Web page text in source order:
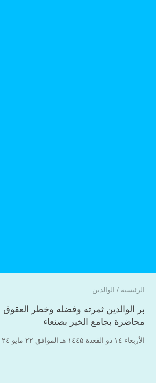
الرئيسية / الوالدين
بر الوالدين ثمرته وفضله وخطر العقوق
محاضرة بجامع الخير بصنعاء
الأربعاء ۱٤ ذو القعدة ۱٤٤۵ هـ الموافق ۲۲ مايو ۲۰۲٤ مـ |